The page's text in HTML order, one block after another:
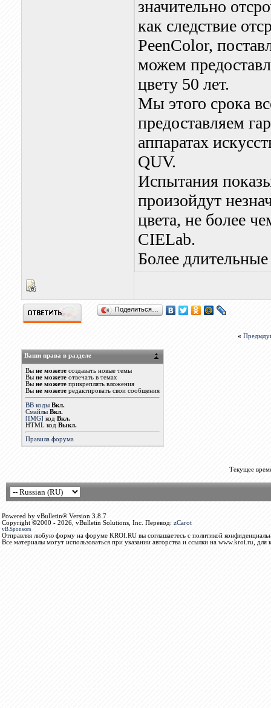
значительно
как следствие
PeenColor,
можем
цвету 50 лет.
Мы этого срока
предоставляем
аппаратах
QUV.
Испытания
произойдут
цвета, не более
CIELab.
Более
Поделиться…
«
Ваши права в разделе
Вы не можетесоздавать новые темы
Вы не можетеотвечать в темах
Вы не можетеприкреплять вложения
Вы не можетередактировать свои сообщения
BB коды Вкл.
Смайлы Вкл.
[IMG] код Вкл.
HTML код Выкл.
Правила форума
Текущее
Powered by vBulletin® Version 3.8.7
Copyright ©2000 - 2026, vBulletin Solutions, Inc. Перевод: zCarot
vB.Sponsors
Отправляя любую форму на форуме KROI.RU вы соглашаетесь с политикой
Все материалы могут использоваться при указании авторства и ссылки на www.kroi.ru, для